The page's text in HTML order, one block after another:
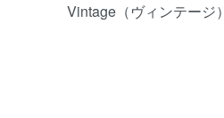
Vintage（ヴィンテージ